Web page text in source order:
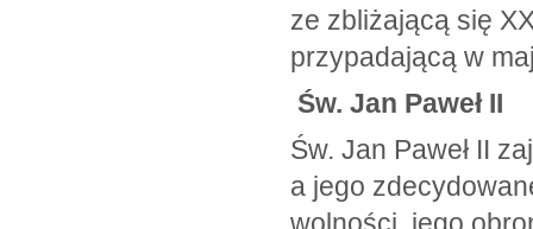
ze zbliżającą się
przypadającą w
Św. Jan Paweł II
Św. Jan Paweł II
a jego